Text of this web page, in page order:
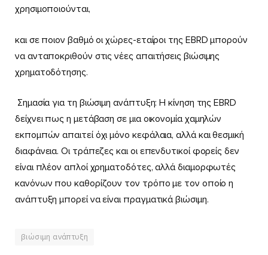
χρησιμοποιούνται,
και σε ποιον βαθμό οι χώρες-εταίροι της EBRD μπορούν
να ανταποκριθούν στις νέες απαιτήσεις βιώσιμης
χρηματοδότησης.
Σημασία για τη βιώσιμη ανάπτυξη: Η κίνηση της EBRD
δείχνει πως η μετάβαση σε μια οικονομία χαμηλών
εκπομπών απαιτεί όχι μόνο κεφάλαια, αλλά και θεσμική
διαφάνεια. Οι τράπεζες και οι επενδυτικοί φορείς δεν
είναι πλέον απλοί χρηματοδότες, αλλά διαμορφωτές
κανόνων που καθορίζουν τον τρόπο με τον οποίο η
ανάπτυξη μπορεί να είναι πραγματικά βιώσιμη.
βιώσιμη ανάπτυξη